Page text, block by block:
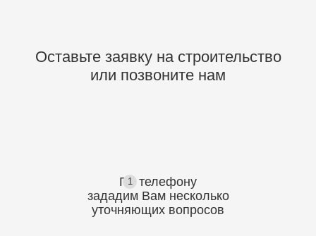
Оставьте заявку на строительство
или позвоните нам
1
По телефону
зададим Вам несколько
уточняющих вопросов